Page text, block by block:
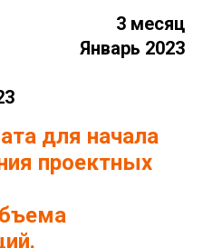
3 месяц
Январь 2023
для начала
проектных